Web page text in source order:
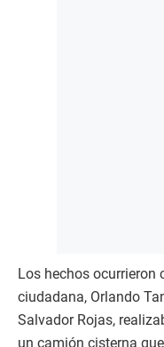
Los hechos ocurrieron
ciudadana, Orlando
Salvador Rojas,
un camión cisterna